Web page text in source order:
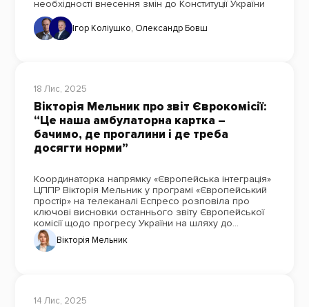
необхідності внесення змін до Конституції України
Ігор Коліушко, Олександр Бовш
18 Лис, 2025
Вікторія Мельник про звіт Єврокомісії:
“Це наша амбулаторна картка –
бачимо, де прогалини і де треба
досягти норми”
Координаторка напрямку «Європейська інтеграція»
ЦППР Вікторія Мельник у програмі «Європейський
простір» на телеканалі Еспресо розповіла про
ключові висновки останнього звіту Європейської
комісії щодо прогресу України на шляху до
членства в ЄС
Вікторія Мельник
14 Лис, 2025